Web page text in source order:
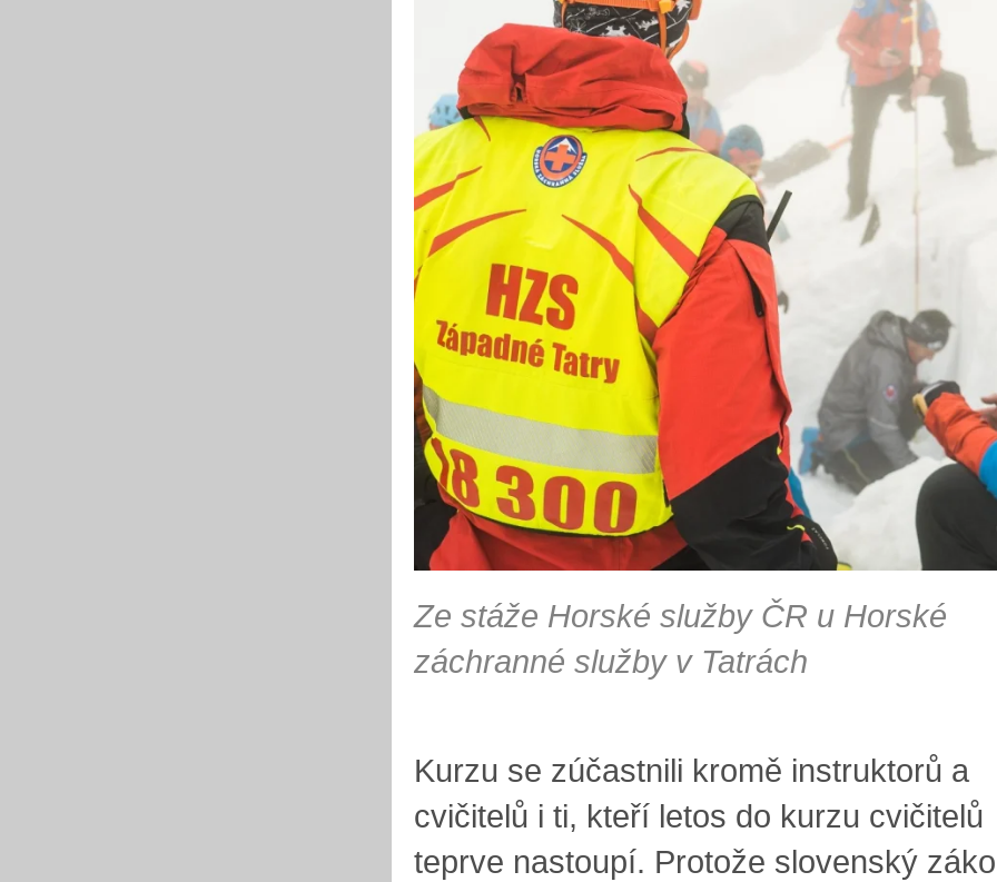
Ze stáže Horské služby ČR u Horské
záchranné služby v Tatrách
Kurzu se zúčastnili kromě instruktorů a
cvičitelů i ti, kteří letos do kurzu cvičitelů
teprve nastoupí. Protože slovenský